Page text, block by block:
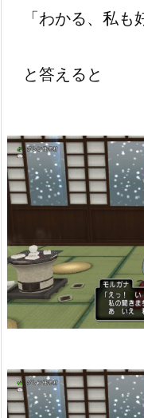
「わかる、私も
と答えると